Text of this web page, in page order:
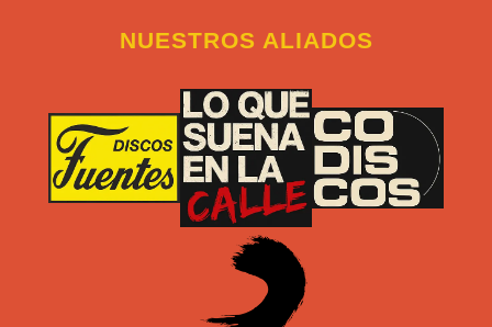
NUESTROS ALIADOS